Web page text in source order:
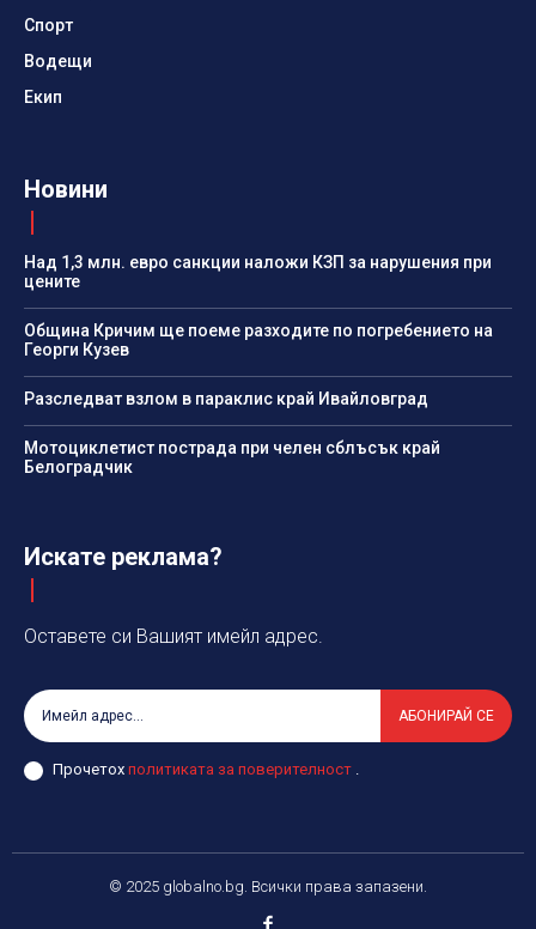
Спорт
Водещи
Екип
Новини
Над 1,3 млн. евро санкции наложи КЗП за нарушения при
цените
Община Кричим ще поеме разходите по погребението на
Георги Кузев
Разследват взлом в параклис край Ивайловград
Мотоциклетист пострада при челен сблъсък край
Белоградчик
Искате реклама?
Оставете си Вашият имейл адрес.
АБОНИРАЙ СЕ
Прочетох политиката за поверителност .
© 2025 globalno.bg. Всички права запазени.